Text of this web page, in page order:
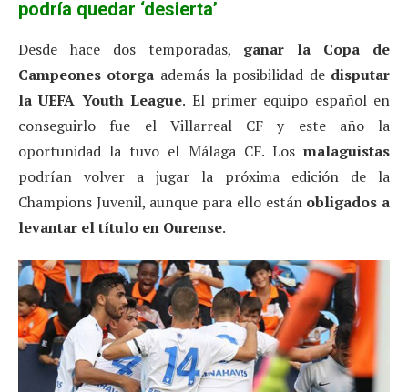
podría quedar ‘desierta’
Desde hace dos temporadas, ganar la Copa de
Campeones otorga además la posibilidad de disputar
la UEFA Youth League. El primer equipo español en
conseguirlo fue el Villarreal CF y este año la
oportunidad la tuvo el Málaga CF. Los malaguistas
podrían volver a jugar la próxima edición de la
Champions Juvenil, aunque para ello están obligados a
levantar el título en Ourense.